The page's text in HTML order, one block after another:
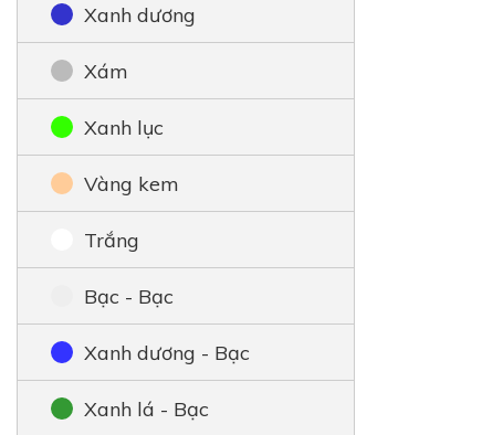
Xanh dương
Xám
Xanh lục
Vàng kem
Trắng
Bạc - Bạc
Xanh dương - Bạc
Xanh lá - Bạc